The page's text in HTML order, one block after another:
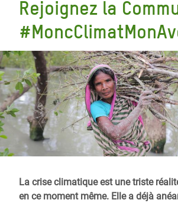
d'Ariane
Rejoignez la
La crise climatique est une triste
en ce moment même. Elle a déjà